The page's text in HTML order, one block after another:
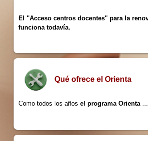
El "Acceso centros docentes" para la
funciona todavía.
Qué ofrece el Orienta
Como todos los añosel programa Orienta...